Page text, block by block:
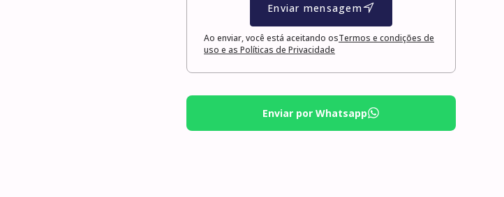
Enviar mensagem
Ao enviar, você está aceitando osTermos e condições de
uso e as Políticas de Privacidade
Enviar por Whatsapp